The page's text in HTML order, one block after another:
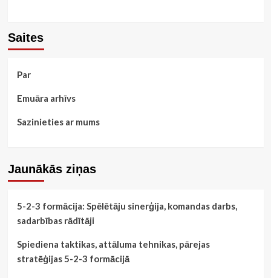
Saites
Par
Emuāra arhīvs
Sazinieties ar mums
Jaunākās ziņas
5-2-3 formācija: Spēlētāju sinerģija, komandas darbs,
sadarbības rādītāji
Spiediena taktikas, attāluma tehnikas, pārejas
stratēģijas 5-2-3 formācijā